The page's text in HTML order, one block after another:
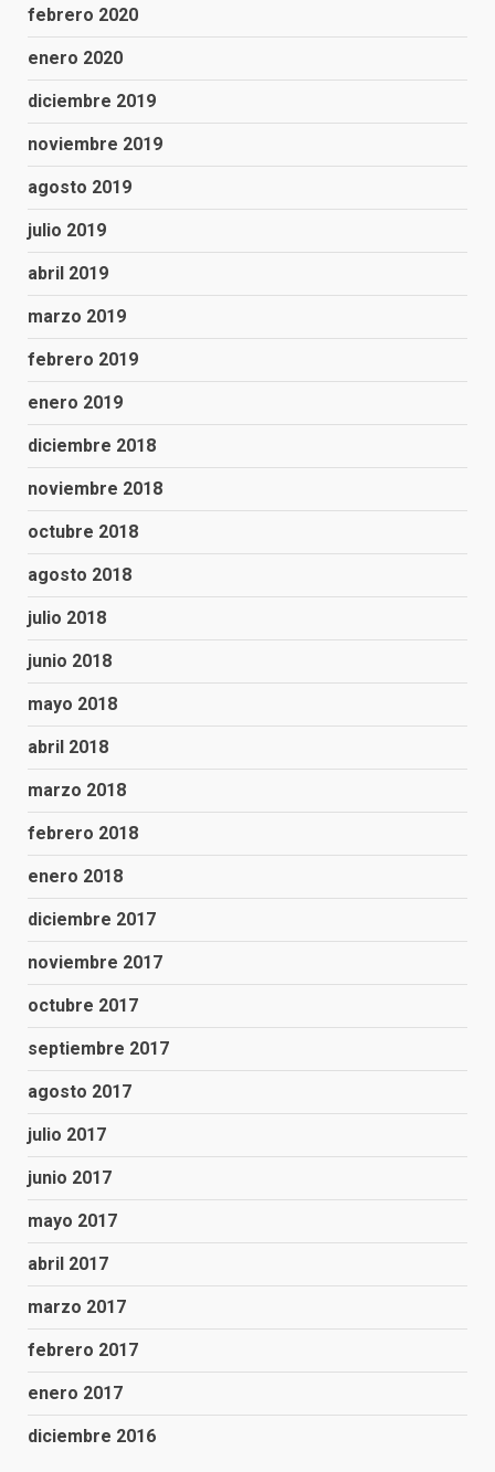
febrero 2020
enero 2020
diciembre 2019
noviembre 2019
agosto 2019
julio 2019
abril 2019
marzo 2019
febrero 2019
enero 2019
diciembre 2018
noviembre 2018
octubre 2018
agosto 2018
julio 2018
junio 2018
mayo 2018
abril 2018
marzo 2018
febrero 2018
enero 2018
diciembre 2017
noviembre 2017
octubre 2017
septiembre 2017
agosto 2017
julio 2017
junio 2017
mayo 2017
abril 2017
marzo 2017
febrero 2017
enero 2017
diciembre 2016